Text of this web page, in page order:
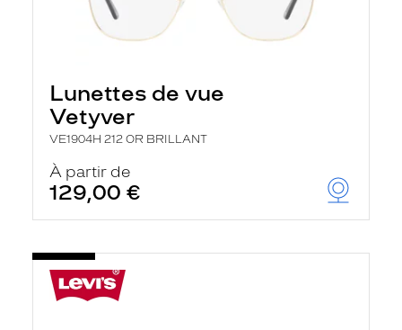
Lunettes de vue
Vetyver
VE1904H 212 OR BRILLANT
À partir de
129,00 €